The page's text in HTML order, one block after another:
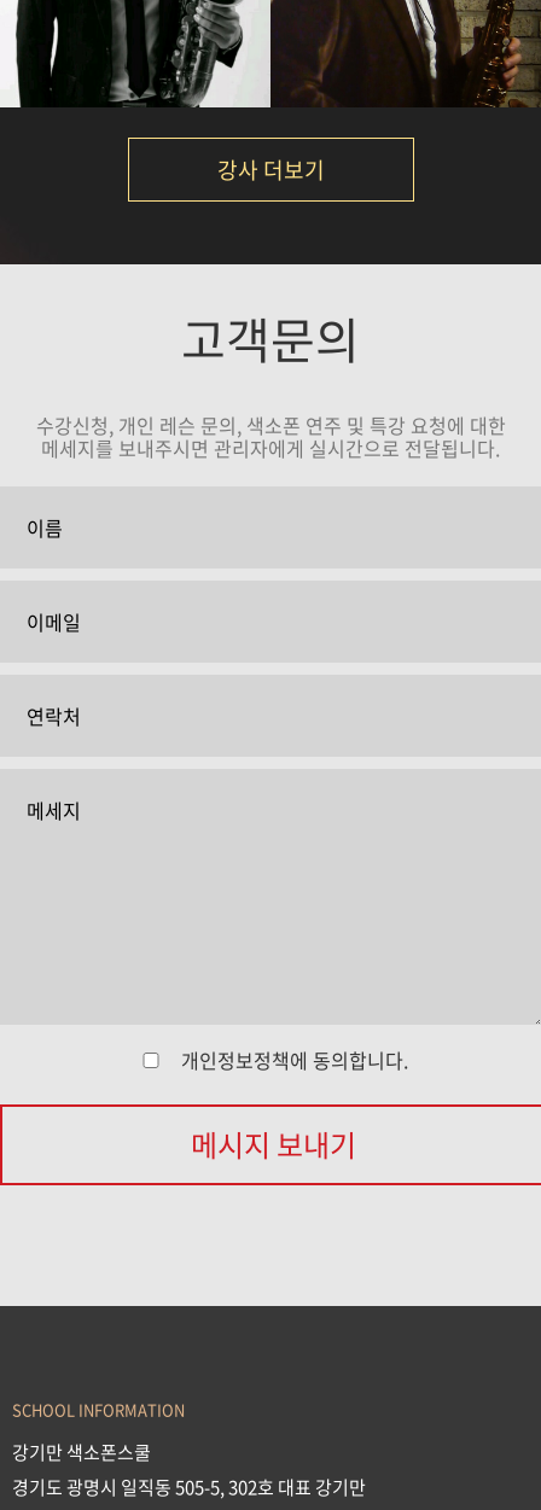
강의보기 강의보기
강사 더보기
고객문의
수강신청, 개인 레슨 문의, 색소폰 연주 및 특강 요청에 대한
메세지를 보내주시면 관리자에게 실시간으로 전달됩니다.
개인정보정책에 동의합니다.
메시지 보내기
SCHOOL INFORMATION
강기만 색소폰스쿨
경기도 광명시 일직동 505-5, 302호 대표 강기만